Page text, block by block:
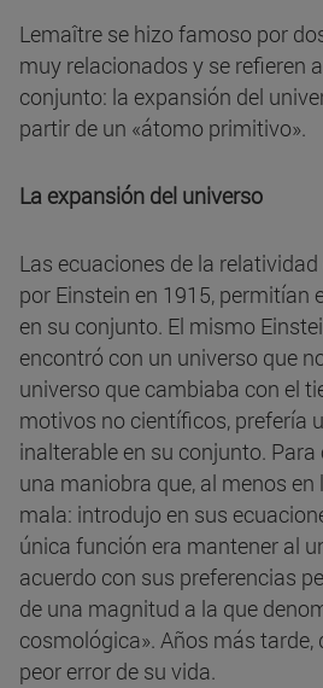
Lemaître se hizo famoso por
muy relacionados y se refieren
conjunto: la expansión del
partir de un «átomo primitivo».
La expansión del universo
Las ecuaciones de la
por Einstein en 1915, permitían
en su conjunto. El mismo
encontró con un universo que
universo que cambiaba con el
motivos no científicos, prefería
inalterable en su conjunto.
una maniobra que, al menos en
mala: introdujo en sus
única función era mantener al
acuerdo con sus preferencias
de una magnitud a la que
cosmológica». Años más tarde,
peor error de su vida.